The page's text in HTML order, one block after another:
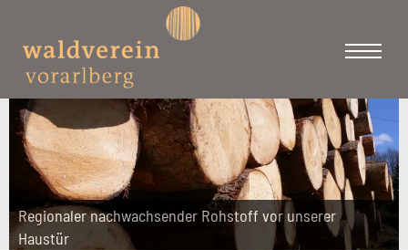
Regionaler nachwachsender Rohstoff vor unserer
Haustür